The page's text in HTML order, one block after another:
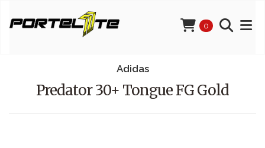
0
Adidas
Predator 30+ Tongue FG Gold